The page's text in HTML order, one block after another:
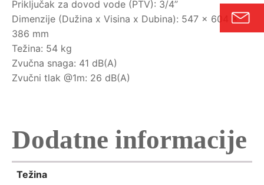
Priključak za dovod vode (PTV): 3/4”
Dimenzije (Dužina x Visina x Dubina): 547 x 604 x
386 mm
Težina: 54 kg
Zvučna snaga: 41 dB(A)
Zvučni tlak @1m: 26 dB(A)
Dodatne informacije
Težina